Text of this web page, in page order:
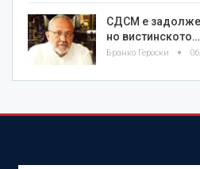
СДСМ е
но вистинското…
Бранко Героски